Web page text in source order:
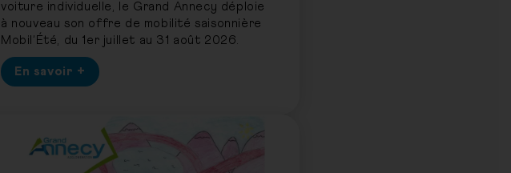
voiture individuelle, le Grand Annecy déploie
à nouveau son offre de mobilité saisonnière
Mobil’Été, du 1er juillet au 31 août 2026.
En savoir +